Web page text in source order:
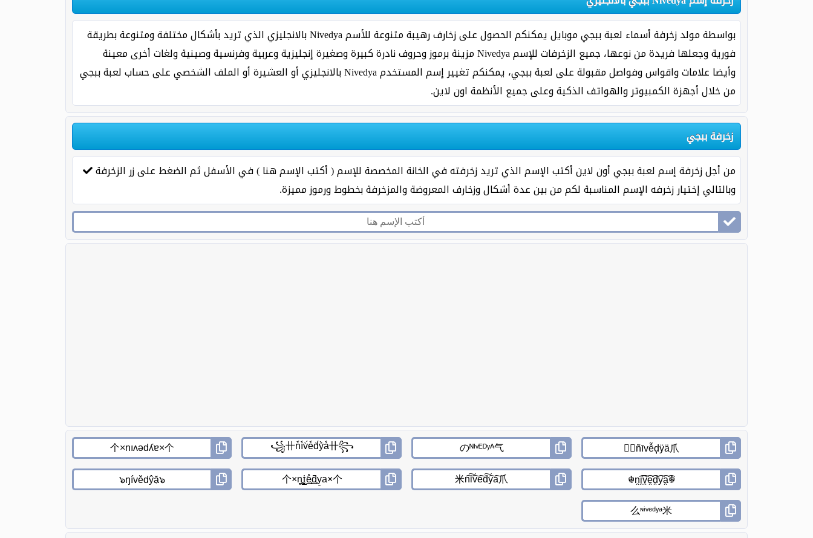
بواسطة مولد زخرفة أسماء لعبة ببجي موبايل يمكنكم الحصول على زخارف رهيبة متنوعة للأسم Nivedya بالانجليزي الذي تريد بأشكال مختلفة ومتنوعة بطريقة
فورية وجعلها فريدة من نوعها، جميع الزخرفات للإسم Nivedya مزينة برموز وحروف نادرة كبيرة وصغيرة إنجليزية وعربية وفرنسية وصينية ولغات أخرى معينة
وأيضا علامات واقواس وفواصل مقبولة على لعبة ببجي، يمكنكم تغيير إسم المستخدم Nivedya بالانجليزي أو العشيرة أو الملف الشخصي على حساب لعبة ببجي
من خلال أجهزة الكمبيوتر والهواتف الذكية وعلى جميع الأنظمة اون لاين.
زخرفة ببجي
من أجل زخرفة إسم لعبة ببجي أون لاين أكتب الإسم الذي تريد زخرفته في الخانة المخصصة للإسم ( أكتب الإسم هنا ) في الأسفل ثم الضغط على زر الزخرفة
وبالتالي إختيار زخرفه الإسم المناسبة لكم من بين عدة أشكال وزخارف المعروضة والمزخرفة بخطوط ورموز مميزة.